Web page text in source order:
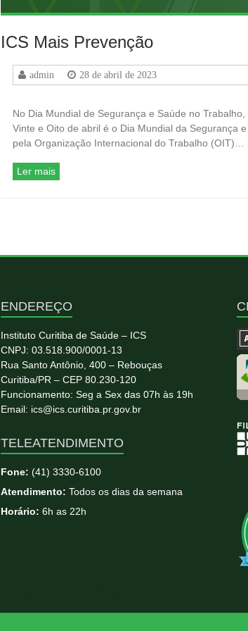
ICS Mais Prevenção
admin 28 de abril de 2023
No Dia Mundial de Segurança e Saúde no
Vinte e Oito de abril é o Dia Mundial da Segurança
pela Organização Internacional do Trabalho (OIT)…
Ler mais
ENDEREÇO
Instituto Curitiba de Saúde – ICS
CNPJ: 03.518.900/0001-13
Rua Santo Antônio, 400 – Rebouças
Curitiba/PR – CEP 80.230-120
Funcionamento: Seg a Sex das 07h às 19h
Email: ics@ics.curitiba.pr.gov.br
TELEATENDIMENTO
Fone: (41) 3330-6100
Atendimento: Todos os dias da semana
Horário: 6h as 22h